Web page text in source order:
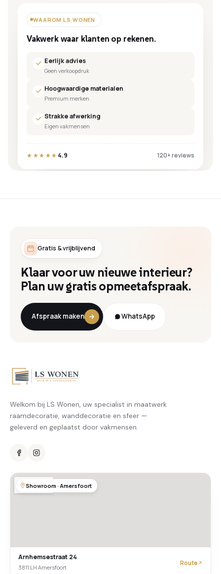
WAAROM LS WONEN
Vakwerk waar klanten op rekenen.
Eerlijk advies
Geen verkoopdruk
Hoogwaardige materialen
Premium merken
Strakke afwerking
Eigen vakmensen
★★★★★ 4.9 120+ reviews
Gratis & vrijblijvend
Klaar voor uw nieuwe interieur?
Plan uw gratis opmeetafspraak.
Afspraak maken WhatsApp
Welkom bij LS Wonen, uw specialist in maatwerk
raamdecoratie, wanddecoratie en sfeer —
geleverd en geplaatst door vakmensen.
Showroom · Amersfoort
Arnhemsestraat 24
3811 LH Amersfoort
Route